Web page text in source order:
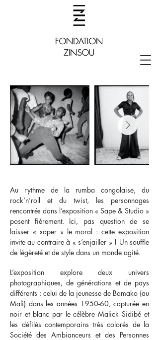
Au rythme de la rumba congolaise, du
rock’n’roll et du twist, les personnages
rencontrés dans l’exposition « Sape & Studio »
posent fièrement. Ici, pas question de se
laisser « saper » le moral : cette exposition
invite au contraire à « s’enjailler » ! Un souffle
de légèreté et de style dans un monde agité.
L’exposition explore deux univers
photographiques, de générations et de pays
différents : celui de la jeunesse de Bamako (au
Mali) dans les années 1950-60, capturée en
noir et blanc par le célèbre Malick Sidibé et
les défilés contemporains très colorés de la
Société des Ambianceurs et des Personnes